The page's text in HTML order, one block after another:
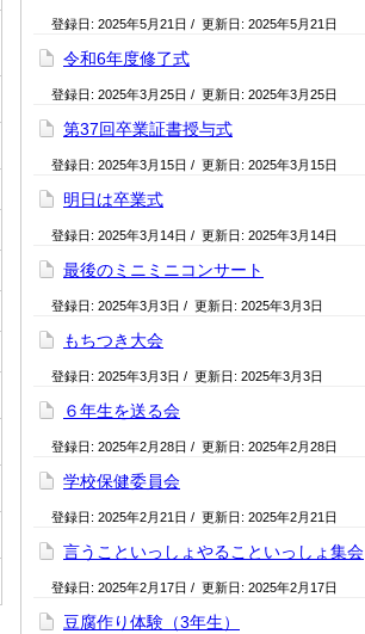
登録日: 2025年5月21日 / 更新日: 2025年5月21日
令和6年度修了式
登録日: 2025年3月25日 / 更新日: 2025年3月25日
第37回卒業証書授与式
登録日: 2025年3月15日 / 更新日: 2025年3月15日
明日は卒業式
登録日: 2025年3月14日 / 更新日: 2025年3月14日
最後のミニミニコンサート
登録日: 2025年3月3日 / 更新日: 2025年3月3日
もちつき大会
登録日: 2025年3月3日 / 更新日: 2025年3月3日
６年生を送る会
登録日: 2025年2月28日 / 更新日: 2025年2月28日
学校保健委員会
登録日: 2025年2月21日 / 更新日: 2025年2月21日
言うこといっしょやることいっしょ集会
登録日: 2025年2月17日 / 更新日: 2025年2月17日
豆腐作り体験（3年生）